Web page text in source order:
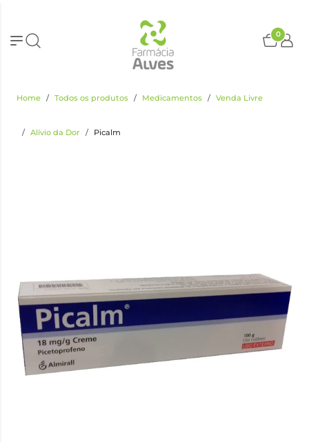
0
Home Todos os produtos Medicamentos Venda Livre
Alívio da Dor Picalm